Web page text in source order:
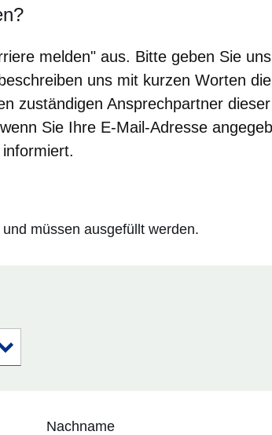
melden" aus. Bitte geben Sie uns
uns mit kurzen Worten die
zuständigen Ansprechpartner dieser
Sie Ihre E-Mail-Adresse
müssen ausgefüllt werden.
Nachname